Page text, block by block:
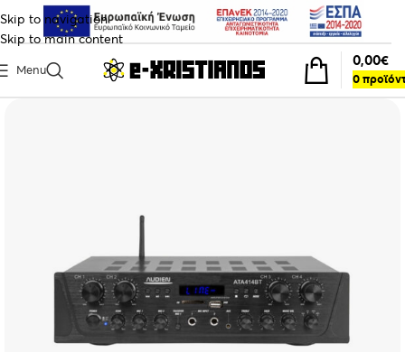
Skip to navigation
Skip to main content
Menu
0
0,00€